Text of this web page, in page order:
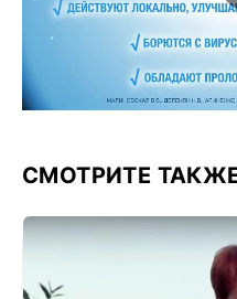
СМОТРИТЕ